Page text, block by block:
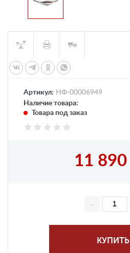
Артикул: НФ-00006949
Наличие товара:
Товара под заказ
11 890
КУПИТЬ